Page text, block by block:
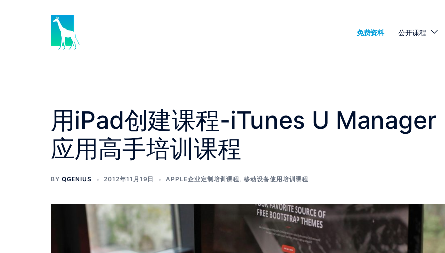
免费资料 公开课程
用iPad创建课程-iTunes U Manager
应用高手培训课程
BY QGENIUS 2012年11月19日 APPLE企业定制培训课程, 移动设备使用培训课程